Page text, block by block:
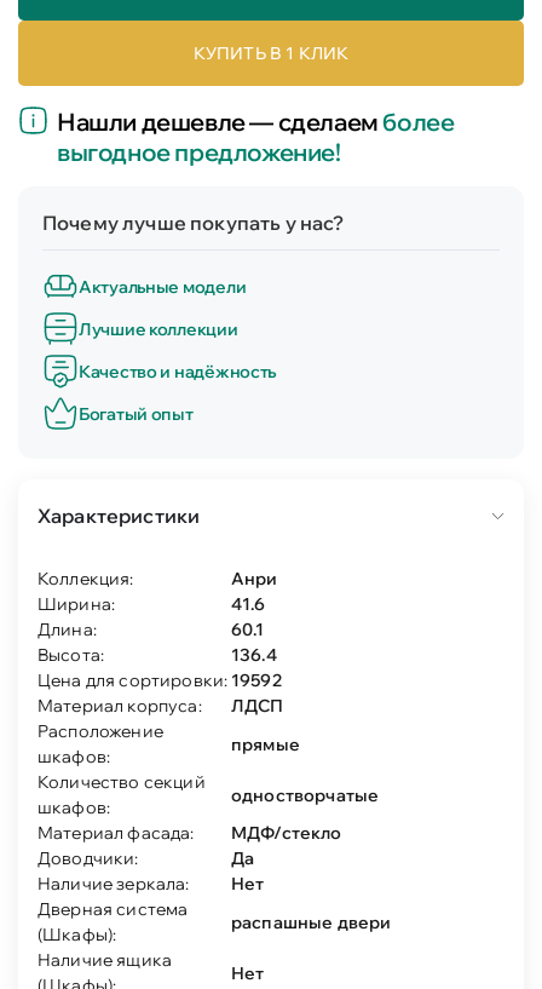
КУПИТЬ В 1 КЛИК
Нашли дешевле — сделаемболее
выгодное предложение!
Почему лучше покупать у нас?
Актуальные модели
Лучшие коллекции
Качество и надёжность
Богатый опыт
Характеристики
Коллекция:
Анри
Ширина:
41.6
Длина:
60.1
Высота:
136.4
Цена для сортировки: 19592
Материал корпуса:
ЛДСП
Расположение
шкафов:
прямые
Количество секций
шкафов:
одностворчатые
Материал фасада:
МДФ/стекло
Доводчики:
Да
Наличие зеркала:
Нет
Дверная система
(Шкафы):
распашные двери
Наличие ящика
Нет